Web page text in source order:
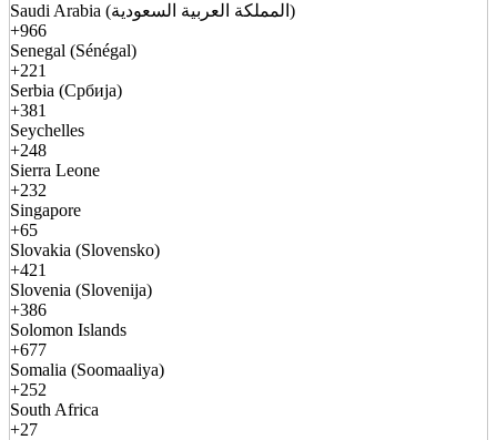
Saudi Arabia (المملكة العربية السعودية)
+966
Senegal (Sénégal)
+221
Serbia (Србија)
+381
Seychelles
+248
Sierra Leone
+232
Singapore
+65
Slovakia (Slovensko)
+421
Slovenia (Slovenija)
+386
Solomon Islands
+677
Somalia (Soomaaliya)
+252
South Africa
+27